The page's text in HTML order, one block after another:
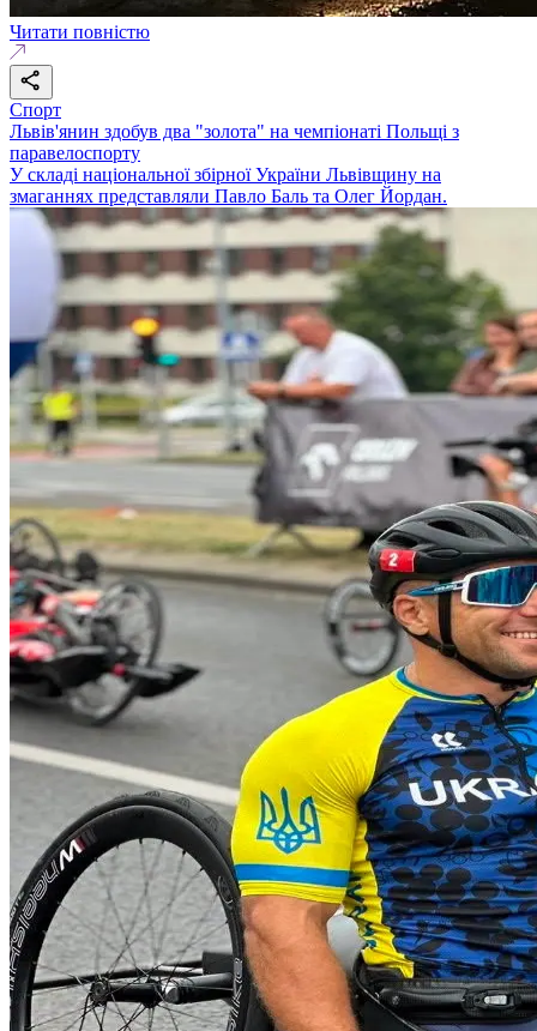
Читати повністю
Спорт
Львів'янин здобув два "золота" на чемпіонаті Польщі з
паравелоспорту
У складі національної збірної України Львівщину на
змаганнях представляли Павло Баль та Олег Йордан.